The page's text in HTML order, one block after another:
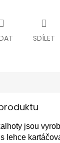
SDÍLET
jsou
lehce